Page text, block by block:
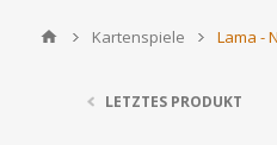
Kartenspiele Lama -
LETZTES PRODUKT